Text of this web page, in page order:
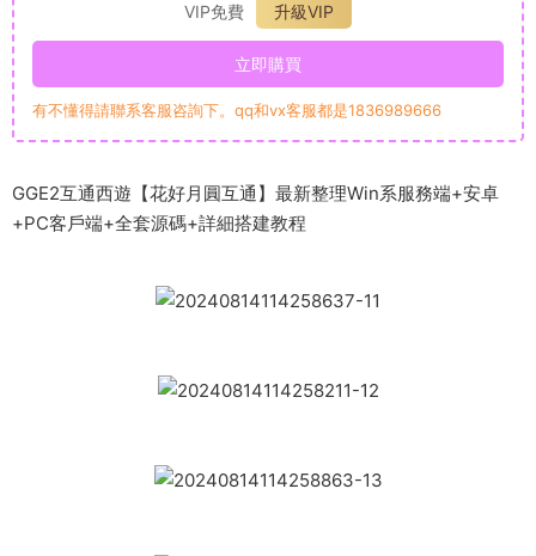
VIP免費
升級VIP
立即購買
有不懂得請聯系客服咨詢下。qq和vx客服都是1836989666
GGE2互通西遊【花好月圓互通】最新整理Win系服務端+安卓
+PC客戶端+全套源碼+詳細搭建教程